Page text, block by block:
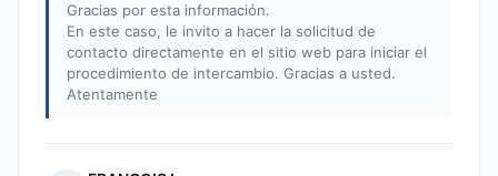
Gracias por esta información.
En este caso, le invito a hacer la solicitud de
contacto directamente en el sitio web para iniciar el
procedimiento de intercambio. Gracias a usted.
Atentamente